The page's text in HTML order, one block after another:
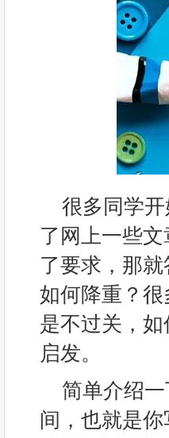
很多同学
了网上一些
了要求，那
如何降重？
是不过关，
启发。
简单介绍
间，也就是